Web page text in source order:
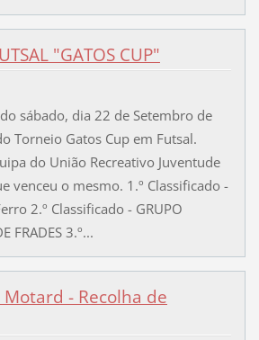
"GATOS CUP"
sábado, dia 22 de Setembro de
Torneio Gatos Cup em Futsal.
do União Recreativo Juventude
venceu o mesmo. 1.º Classificado -
2.º Classificado - GRUPO
FRADES 3.º...
- Recolha de